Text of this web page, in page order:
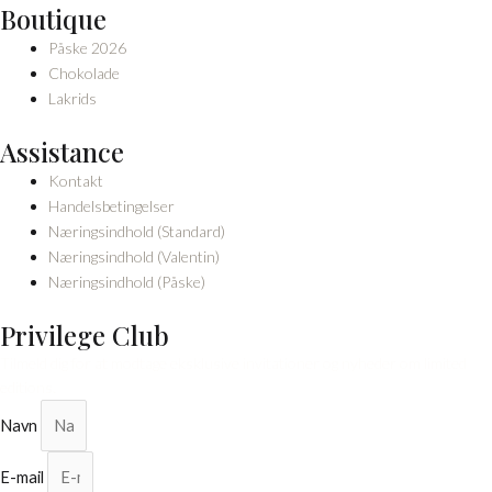
Boutique
Påske 2026
Chokolade
Lakrids
Assistance
Kontakt
Handelsbetingelser
Næringsindhold (Standard)
Næringsindhold (Valentin)
Næringsindhold (Påske)
Privilege Club
Navn
E-mail